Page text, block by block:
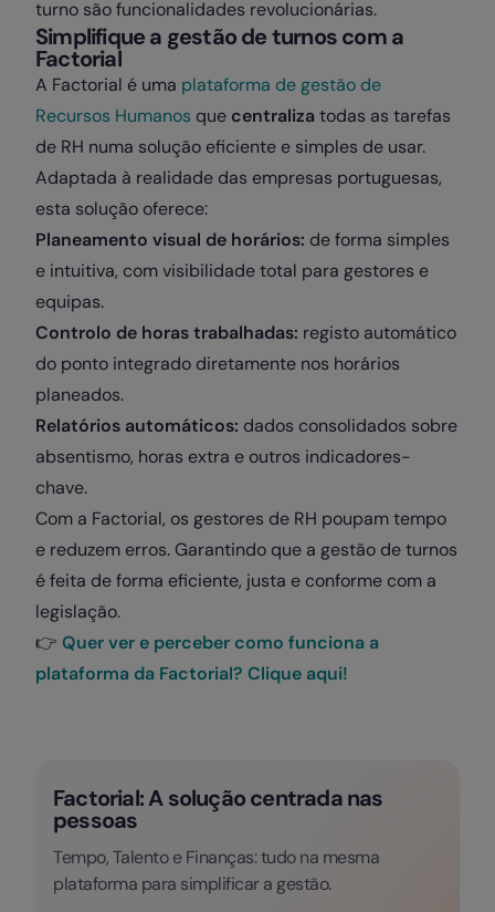
turno são funcionalidades revolucionárias.
Simplifique a gestão de turnos com a
Factorial
A Factorial é uma plataforma de gestão de
Recursos Humanos que centraliza todas as tarefas
de RH numa solução eficiente e simples de usar.
Adaptada à realidade das empresas portuguesas,
esta solução oferece:
Planeamento visual de horários: de forma simples
e intuitiva, com visibilidade total para gestores e
equipas.
Controlo de horas trabalhadas: registo automático
do ponto integrado diretamente nos horários
planeados.
Relatórios automáticos: dados consolidados sobre
absentismo, horas extra e outros indicadores-
chave.
Com a Factorial, os gestores de RH poupam tempo
e reduzem erros. Garantindo que a gestão de turnos
é feita de forma eficiente, justa e conforme com a
legislação.
👉 Quer ver e perceber como funciona a
plataforma da Factorial? Clique aqui!
Factorial: A solução centrada nas
pessoas
Tempo, Talento e Finanças: tudo na mesma
plataforma para simplificar a gestão.